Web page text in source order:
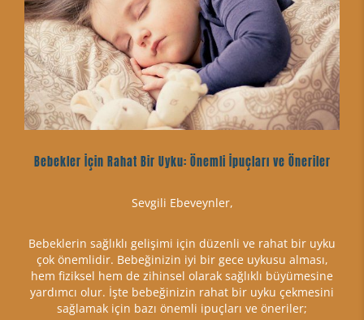
Bebekler İçin Rahat Bir Uyku: Önemli İpuçları ve Öneriler
Sevgili Ebeveynler,
Bebeklerin sağlıklı gelişimi için düzenli ve rahat bir uyku
çok önemlidir. Bebeğinizin iyi bir gece uykusu alması,
hem fiziksel hem de zihinsel olarak sağlıklı büyümesine
yardımcı olur. İşte bebeğinizin rahat bir uyku çekmesini
sağlamak için bazı önemli ipuçları ve öneriler;